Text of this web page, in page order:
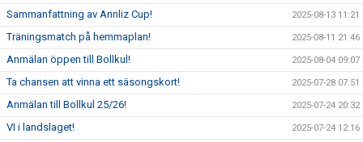
Sammanfattning av Annliz Cup! 2025-08-13 11:21
Träningsmatch på hemmaplan! 2025-08-11 21:46
Anmälan öppen till Bollkul! 2025-08-04 09:07
Ta chansen att vinna ett säsongskort! 2025-07-28 07:51
Anmälan till Bollkul 25/26! 2025-07-24 20:32
VI i landslaget! 2025-07-24 12:16